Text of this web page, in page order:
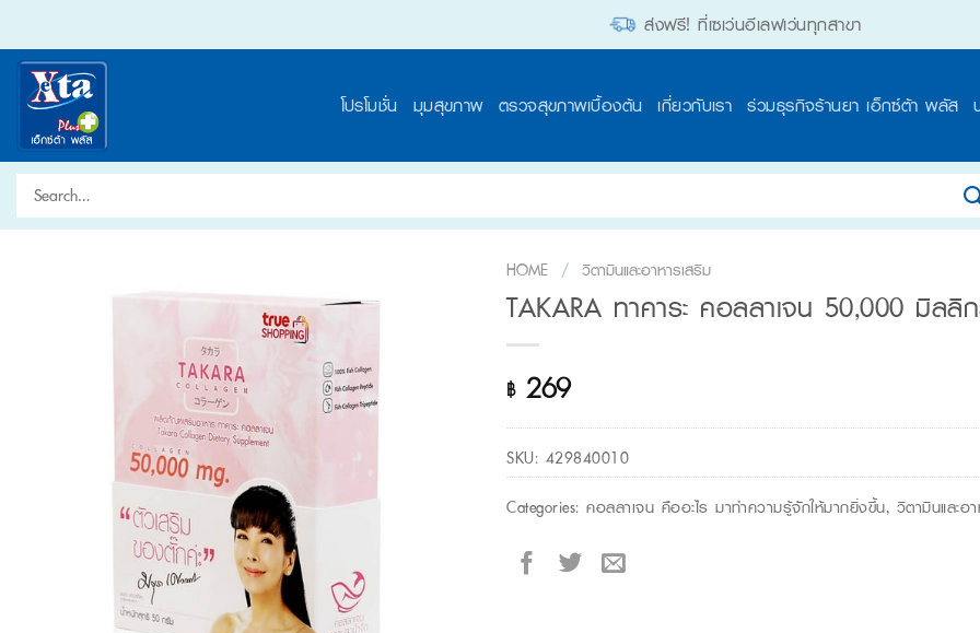
content
ส่งฟรี! ที่เซเว่นอีเลฟเว่นทุกสาขา
โปรโมชั่น มุมสุขภาพ ตรวจสุขภาพเบื้องต้น เกี่ยวกับเรา ร่วมธุรกิจร้านยา เอ็กซ์ต้า พลัส
Search
for:
HOME / วิตามินและอาหารเสริม
TAKARA ทาคาระ คอลลาเจน 50,000 มิลลิ
฿269
SKU: 429840010
Categories: คอลลาเจน คืออะไร มาทำความรู้จักให้มากยิ่งขึ้น, วิตามินและอ